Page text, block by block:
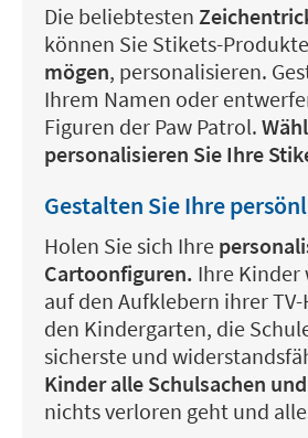
Die beliebtesten
können Sie Stikets-Produkte
mögen, personalisieren.
Ihrem Namen oder
Figuren der Paw Patrol.
personalisieren Sie Ihre
Gestalten Sie Ihre
Holen Sie sich Ihre
Cartoonfiguren. Ihre Kinder
auf den Aufklebern ihrer
den Kindergarten, die
sicherste und
Kinder alle Schulsachen
nichts verloren geht und